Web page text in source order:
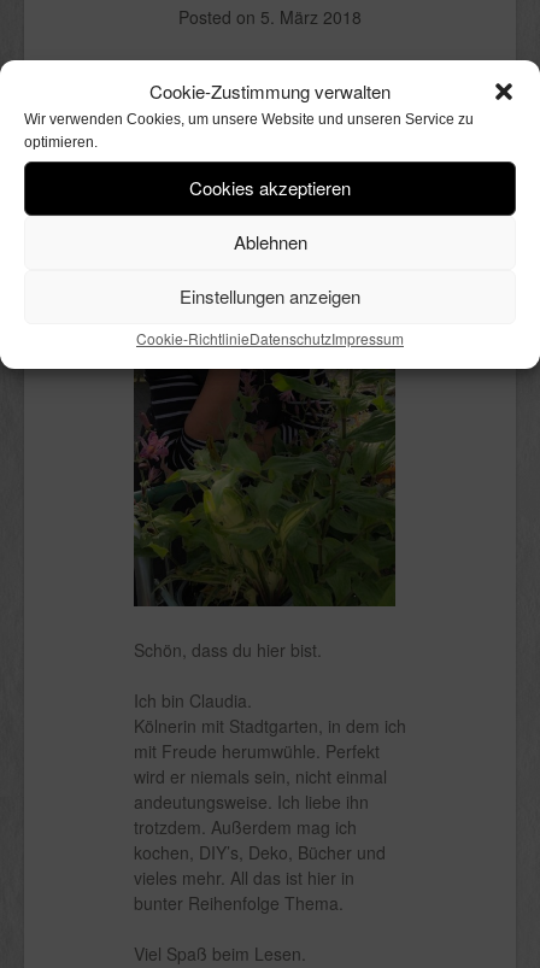
Cookie-Zustimmung verwalten
Wir verwenden Cookies, um unsere Website und unseren Service zu
optimieren.
Cookies akzeptieren
Ablehnen
Einstellungen anzeigen
Cookie-RichtlinieDatenschutzImpressum
Posted on 5. März 2018
Schön, dass du hier bist.
Ich bin Claudia.
Kölnerin mit Stadtgarten, in dem ich
mit Freude herumwühle. Perfekt
wird er niemals sein, nicht einmal
andeutungsweise. Ich liebe ihn
trotzdem. Außerdem mag ich
kochen, DIY’s, Deko, Bücher und
vieles mehr. All das ist hier in
bunter Reihenfolge Thema.
Viel Spaß beim Lesen.